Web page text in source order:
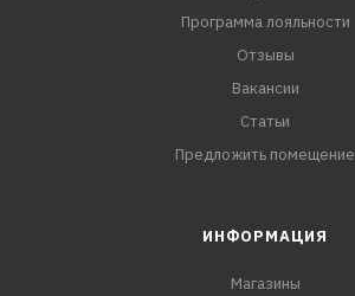
Программа лояльности
Отзывы
Вакансии
Статьи
Предложить помещение
ИНФОРМАЦИЯ
Магазины